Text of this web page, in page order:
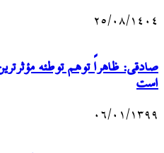
۲۵/۰۸/۱۴۰۴
صادقی: ظاهراً توهم توطئه
است
۰۶/۰۱/۱۳۹۹